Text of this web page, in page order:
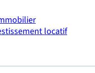
locatif